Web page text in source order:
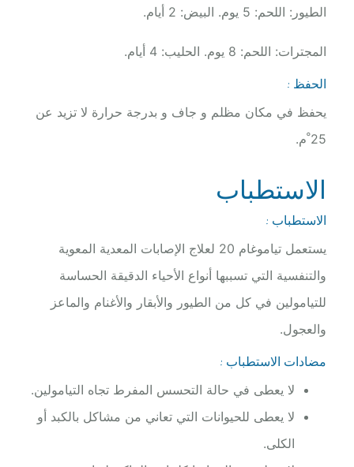
الطيور: اللحم: 5 يوم. البيض: 2 أيام.
المجترات: اللحم: 8 يوم. الحليب: 4 أيام.
الحفظ :
يحفظ في مكان مظلم و جاف و بدرجة حرارة لا تزيد عن
25 ْم.
الاستطباب
الاستطباب :
يستعمل تياموغام 20 لعلاج الإصابات المعدية المعوية
والتنفسية التي تسببها أنواع الأحياء الدقيقة الحساسة
للتيامولين في كل من الطيور والأبقار والأغنام والماعز
والعجول.
مضادات الاستطباب :
لا يعطى في حالة التحسس المفرط تجاه التيامولين.
لا يعطى للحيوانات التي تعاني من مشاكل بالكبد أو
الكلى.